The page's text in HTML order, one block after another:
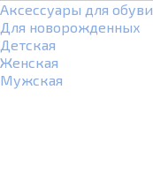
Аксессуары для обуви
Для новорожденных
Детская
Женская
Мужская